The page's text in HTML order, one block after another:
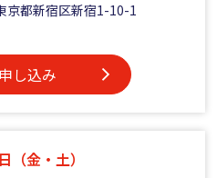
都新宿区新宿1-10-1
し込み
（金・土）